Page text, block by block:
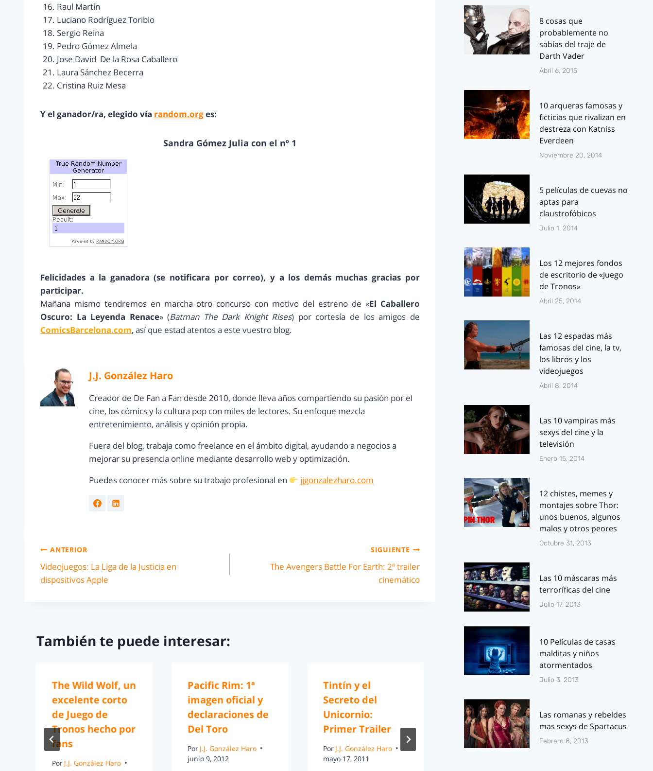
Raul Martín
Luciano Rodríguez Toribio
Sergio Reina
Pedro Gómez Almela
Jose David De la Rosa Caballero
Laura Sánchez Becerra
Cristina Ruiz Mesa
Y el ganador/ra, elegido vía random.orges:
Sandra Gómez Julia con el nº 1
Felicidades a la ganadora (se notificara por correo), y a los demás muchas gracias por
participar.
Mañana mismo tendremos en marcha otro concurso con motivo del estreno de «El Caballero
Oscuro: La Leyenda Renace» (Batman The Dark Knight Rises) por cortesía de los amigos de
ComicsBarcelona.com, así que estad atentos a este vuestro blog.
J.J. González Haro
Creador de De Fan a Fan desde 2010, donde lleva años compartiendo su pasión por el
cine, los cómics y la cultura pop con miles de lectores. Su enfoque mezcla
entretenimiento, análisis y opinión propia.
Fuera del blog, trabaja como freelance en el ámbito digital, ayudando a negocios a
mejorar su presencia online mediante desarrollo web y optimización.
Puedes conocer más sobre su trabajo profesional en
jjgonzalezharo.com
ANTERIOR
Videojuegos: La Liga de la Justicia en
dispositivos Apple
SIGUIENTE
The Avengers Battle For Earth: 2º trailer
cinemático
También te puede interesar:
The Wild Wolf, un
excelente corto
de Juego de
Tronos hecho por
fans
PorJ.J. González Haro
Pacific Rim: 1ª
imagen oficial y
declaraciones de
Del Toro
Por J.J. González Haro
junio 9, 2012
Tintín y el
Secreto del
Unicornio:
Primer Trailer
Por J.J. González Haro
mayo 17, 2011
Evolución
cinematográfica
y televisiva de
1943 a 2014
Escuadrón
Suicida
8 cosas que
probablemente no
sabías del traje de
Darth Vader
Abril 6, 2015
10 arqueras famosas y
ficticias que rivalizan en
destreza con Katniss
Everdeen
Noviembre 20, 2014
5 películas de cuevas no
aptas para
claustrofóbicos
Julio 1, 2014
Los 12 mejores fondos
de escritorio de «Juego
de Tronos»
Abril 25, 2014
Las 12 espadas más
famosas del cine, la tv,
los libros y los
videojuegos
Abril 8, 2014
Las 10 vampiras más
sexys del cine y la
televisión
Enero 15, 2014
12 chistes, memes y
montajes sobre Thor:
unos buenos, algunos
malos y otros peores
Octubre 31, 2013
Las 10 máscaras más
terroríficas del cine
Julio 17, 2013
10 Películas de casas
malditas y niños
atormentados
Julio 3, 2013
Las romanas y rebeldes
mas sexys de Spartacus
Febrero 8, 2013